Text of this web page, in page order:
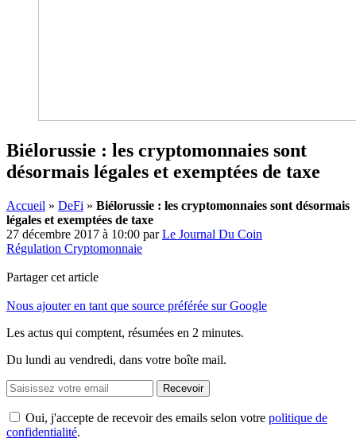
Biélorussie : les cryptomonnaies sont
désormais légales et exemptées de taxe
Accueil » DeFi » Biélorussie : les cryptomonnaies sont désormais
légales et exemptées de taxe
27 décembre 2017 à 10:00 parLe Journal Du Coin
Régulation Cryptomonnaie
Partager cet article
Nous ajouter en tant que source préférée sur Google
Les actus qui comptent, résumées en 2 minutes.
Du lundi au vendredi, dans votre boîte mail.
Recevoir
Oui, j'accepte de recevoir des emails selon votre politique de
confidentialité.